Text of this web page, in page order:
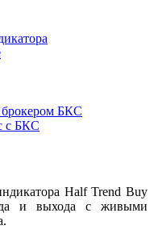
брокером БКС
с БКС
Half Trend Buy
и выхода с живыми